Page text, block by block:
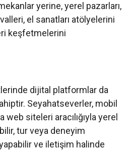
yerine, yerel pazarları,
el sanatları atölyelerini
keşfetmelerini
dijital platformlar da
Seyahatseverler, mobil
web siteleri aracılığıyla yerel
tur veya deneyim
ve iletişim halinde